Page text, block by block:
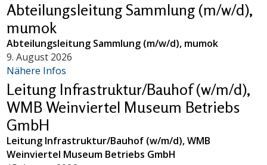
Abteilungsleitung Sammlung (m/w/d),
mumok
Abteilungsleitung Sammlung (m/w/d), mumok
9. August 2026
Nähere Infos
Leitung Infrastruktur/Bauhof (w/m/d),
WMB Weinviertel Museum Betriebs
GmbH
Leitung Infrastruktur/Bauhof (w/m/d), WMB
Weinviertel Museum Betriebs GmbH